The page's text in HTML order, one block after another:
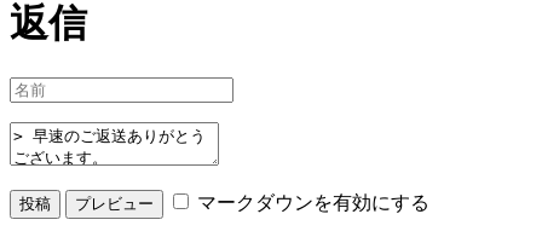
返信
マークダウンを有効にする